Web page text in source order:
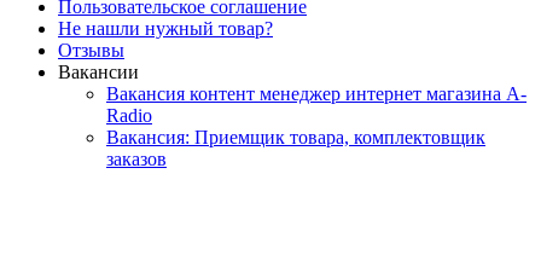
Пользовательское соглашение
Не нашли нужный товар?
Отзывы
Вакансии
Вакансия контент менеджер интернет магазина A-
Radio
Вакансия: Приемщик товара, комплектовщик
заказов